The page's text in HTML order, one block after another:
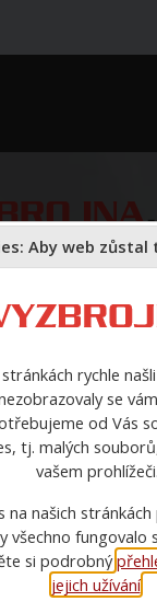
druhých.
opasky >
Q-RS (poslední
s
kus)
rychle
se
od Vás
tj. malých
vašem prohlížeči.
na našich
všechno fungovalo
si podrobný
jejich užívání.